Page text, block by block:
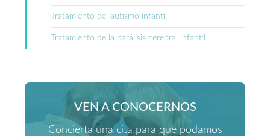
Tratamiento del autismo infantil
Tratamiento de la parálisis cerebral infantil
VEN A CONOCERNOS
Concierta una cita para que podamos